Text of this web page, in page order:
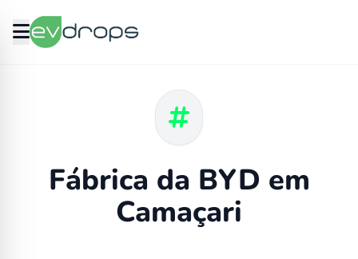
Fábrica da BYD em
Camaçari